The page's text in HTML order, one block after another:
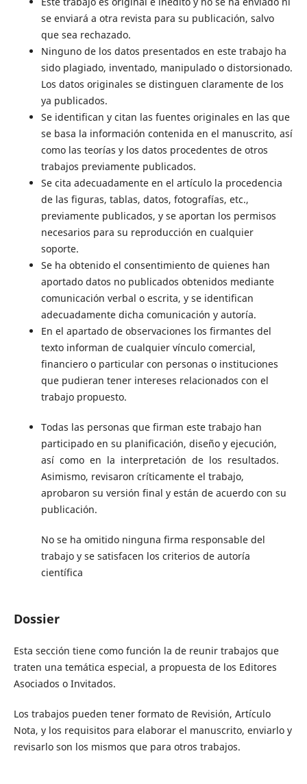
se enviará a otra revista para su publicación, salvo
que sea rechazado.
Ninguno de los datos presentados en este trabajo ha
sido plagiado, inventado, manipulado o distorsionado.
Los datos originales se distinguen claramente de los
ya publicados.
Se identifican y citan las fuentes originales en las que
se basa la información contenida en el manuscrito, así
como las teorías y los datos procedentes de otros
trabajos previamente publicados.
Se cita adecuadamente en el artículo la procedencia
de las figuras, tablas, datos, fotografías, etc.,
previamente publicados, y se aportan los permisos
necesarios para su reproducción en cualquier
soporte.
Se ha obtenido el consentimiento de quienes han
aportado datos no publicados obtenidos mediante
comunicación verbal o escrita, y se identifican
adecuadamente dicha comunicación y autoría.
En el apartado de observaciones los firmantes del
texto informan de cualquier vínculo comercial,
financiero o particular con personas o instituciones
que pudieran tener intereses relacionados con el
trabajo propuesto.
Todas las personas que firman este trabajo han
participado en su planificación, diseño y ejecución,
así como en la interpretación de los resultados.
Asimismo, revisaron críticamente el trabajo,
aprobaron su versión final y están de acuerdo con su
publicación.
No se ha omitido ninguna firma responsable del
trabajo y se satisfacen los criterios de autoría
científica
Dossier
Esta sección tiene como función la de reunir trabajos que
traten una temática especial, a propuesta de los Editores
Asociados o Invitados.
Los trabajos pueden tener formato de Revisión, Artículo
Nota, y los requisitos para elaborar el manuscrito, enviarlo y
revisarlo son los mismos que para otros trabajos.